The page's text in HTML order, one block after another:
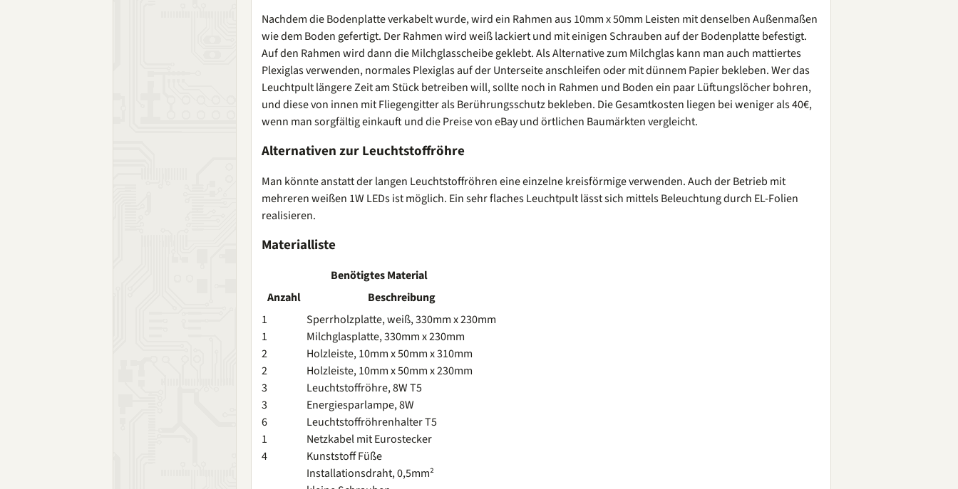
Nachdem die Bodenplatte verkabelt wurde, wird ein Rahmen aus 10mm x 50mm Leisten mit denselben Außenmaßen
wie dem Boden gefertigt. Der Rahmen wird weiß lackiert und mit einigen Schrauben auf der Bodenplatte befestigt.
Auf den Rahmen wird dann die Milchglasscheibe geklebt. Als Alternative zum Milchglas kann man auch mattiertes
Plexiglas verwenden, normales Plexiglas auf der Unterseite anschleifen oder mit dünnem Papier bekleben. Wer das
Leuchtpult längere Zeit am Stück betreiben will, sollte noch in Rahmen und Boden ein paar Lüftungslöcher bohren,
und diese von innen mit Fliegengitter als Berührungsschutz bekleben. Die Gesamtkosten liegen bei weniger als 40€,
wenn man sorgfältig einkauft und die Preise von eBay und örtlichen Baumärkten vergleicht.
Alternativen zur Leuchtstoffröhre
Man könnte anstatt der langen Leuchtstoffröhren eine einzelne kreisförmige verwenden. Auch der Betrieb mit
mehreren weißen 1W LEDs ist möglich. Ein sehr flaches Leuchtpult lässt sich mittels Beleuchtung durch EL-Folien
realisieren.
Materialliste
Benötigtes Material
Anzahl
Beschreibung
1
Sperrholzplatte, weiß, 330mm x 230mm
1
Milchglasplatte, 330mm x 230mm
2
Holzleiste, 10mm x 50mm x 310mm
2
Holzleiste, 10mm x 50mm x 230mm
3
Leuchtstoffröhre, 8W T5
3
Energiesparlampe, 8W
6
Leuchtstoffröhrenhalter T5
1
Netzkabel mit Eurostecker
4
Kunststoff Füße
Installationsdraht, 0,5mm²